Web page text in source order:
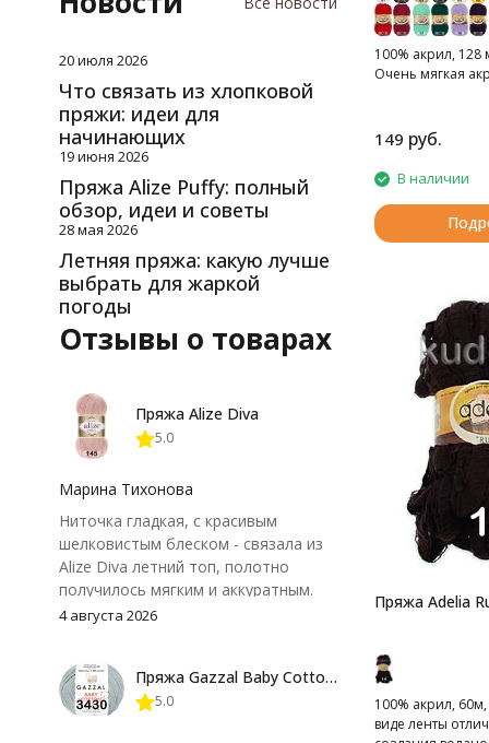
100% акрил, 128
Очень мягкая
149 руб.
В наличии
Пряжа Adelia
100% акрил,
виде ленты
хлопок, мохер
хлопок, полиэстер
хлопок, шелк
хлопок, шерсть
целлюлоза
шелк
шелк, шерсть
шерсть
шерсть, акрил
шерсть, акрил, вискоза
шерсть, альпака
шерсть, бамбук
шерсть, вискоза
шерсть, лен
шерсть, полиамид
шерсть, полиэстер
шерсть, хлопок
шерсть, шелк
альпака, нейлон
20 июля 2026
Что связать из хлопковой
пряжи: идеи для
начинающих
19 июня 2026
Пряжа Alize Puffy: полный
обзор, идеи и советы
28 мая 2026
Летняя пряжа: какую лучше
выбрать для жаркой
погоды
Отзывы о товарах
Пряжа Alize Diva
5.0
Марина Тихонова
Ниточка гладкая, с красивым
шелковистым блеском - связала из
Alize Diva летний топ, полотно
получилось мягким и аккуратным.
Петли хорошо видны, вяжется
нюанс - пряжа немного скользит и
иногда расслаивается, пришлось
4 августа 2026
Пряжа Gazzal Baby Cotton 25
5.0